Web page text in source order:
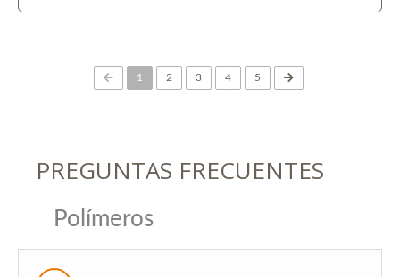
1 (current)
2 3 4 5
PREGUNTAS FRECUENTES
Polímeros